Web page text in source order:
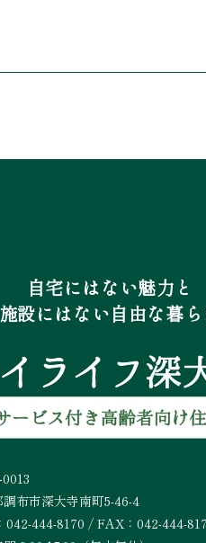
自宅にはない魅力と
施設にはない自由な暮ら
調布市深大寺南町5-46-4
444-8170 / FAX：042-444-